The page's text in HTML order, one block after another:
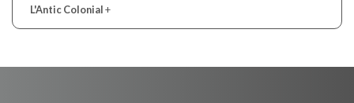
L'Antic Colonial+